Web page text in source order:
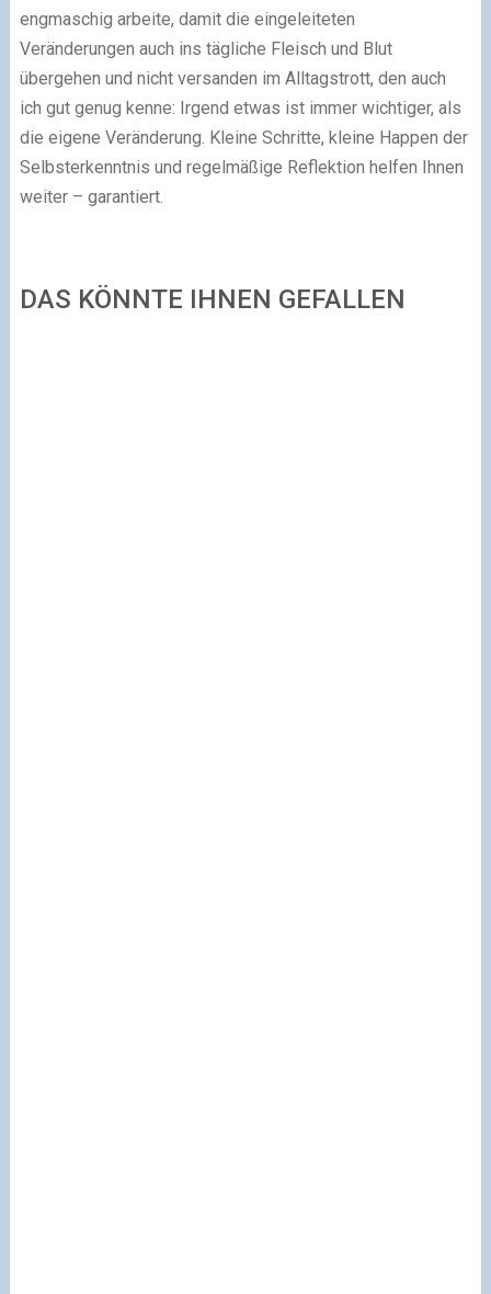
engmaschig arbeite, damit die eingeleiteten
Veränderungen auch ins tägliche Fleisch und Blut
übergehen und nicht versanden im Alltagstrott, den auch
ich gut genug kenne: Irgend etwas ist immer wichtiger, als
die eigene Veränderung. Kleine Schritte, kleine Happen der
Selbsterkenntnis und regelmäßige Reflektion helfen Ihnen
weiter – garantiert.
DAS KÖNNTE IHNEN GEFALLEN